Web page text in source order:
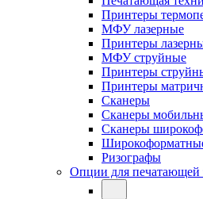
Принтеры
МФУ лазерные
Принтеры
МФУ струйные
Принтеры
Принтеры
Сканеры
Сканеры
Сканеры
Ризографы
Опции для печатающей